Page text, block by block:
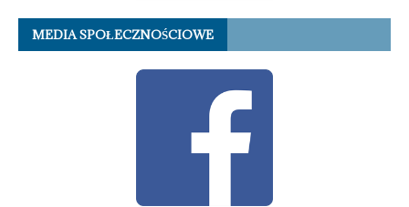
MEDIA SPOŁECZNOŚCIOWE